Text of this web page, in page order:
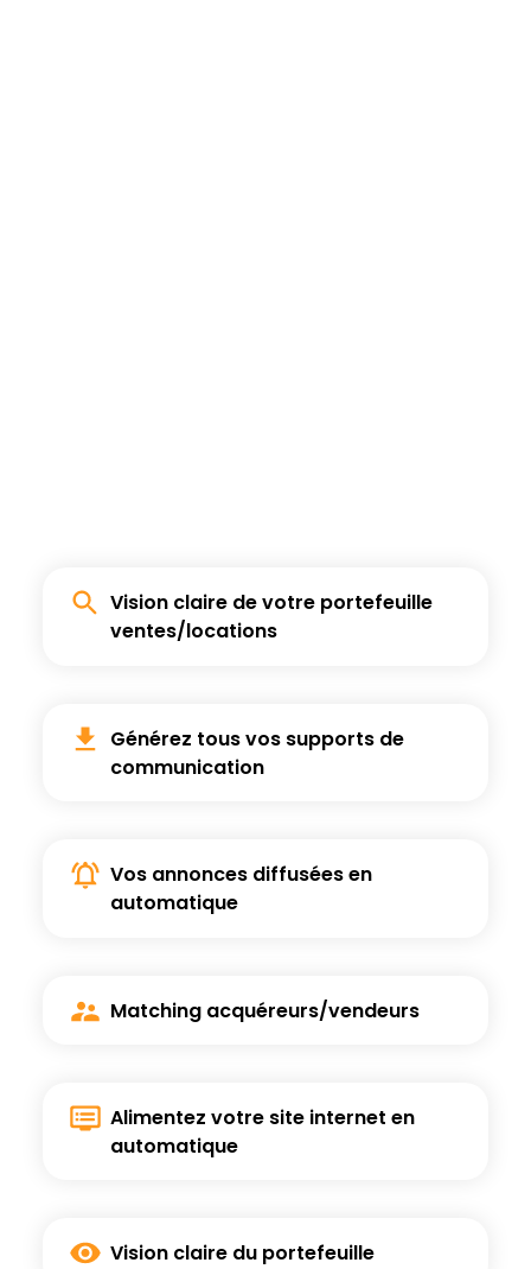
Vision claire de votre portefeuille
ventes/locations
Générez tous vos supports de
communication
Vos annonces diffuséesen
automatique
Matching acquéreurs/vendeurs
Alimentez votre site internet en
automatique
Vision claire du portefeuille